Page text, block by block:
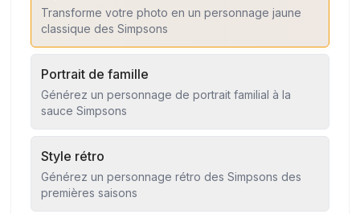
Transforme votre photo en un personnage jaune
classique des Simpsons
Portrait de famille
Générez un personnage de portrait familial à la
sauce Simpsons
Style rétro
Générez un personnage rétro des Simpsons des
premières saisons